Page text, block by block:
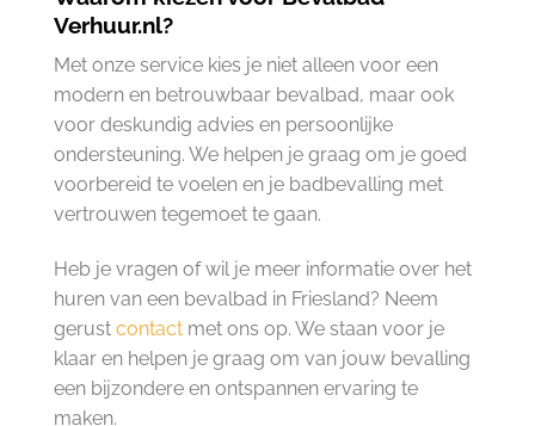
Verhuur.nl?
Met onze service kies je niet alleen voor een
modern en betrouwbaar bevalbad, maar ook
voor deskundig advies en persoonlijke
ondersteuning. We helpen je graag om je goed
voorbereid te voelen en je badbevalling met
vertrouwen tegemoet te gaan.
Heb je vragen of wil je meer informatie over het
huren van een bevalbad in Friesland? Neem
gerust contact met ons op. We staan voor je
klaar en helpen je graag om van jouw bevalling
een bijzondere en ontspannen ervaring te
maken.